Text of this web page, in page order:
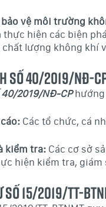
vệ môi trường
thực hiện các biện
lượng không khí
Số 40/2019/NĐ-
2019/NĐ-CPhướng
Các tổ chức, cá
kiểm tra:Các cơ sở
hiện kiểm tra,
15/2019/TT-